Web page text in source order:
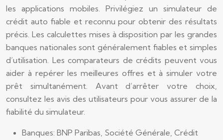
les applications mobiles. Privilégiez un simulateur de
crédit auto fiable et reconnu pour obtenir des résultats
précis. Les calculettes mises à disposition par les grandes
banques nationales sont généralement fiables et simples
d’utilisation. Les comparateurs de crédits peuvent vous
aider à repérer les meilleures offres et à simuler votre
prêt simultanément. Avant d’arrêter votre choix,
consultez les avis des utilisateurs pour vous assurer de la
fiabilité du simulateur.
Banques: BNP Paribas, Société Générale, Crédit